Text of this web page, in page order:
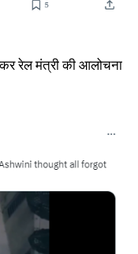
कर रेल मंत्री की आलोचना